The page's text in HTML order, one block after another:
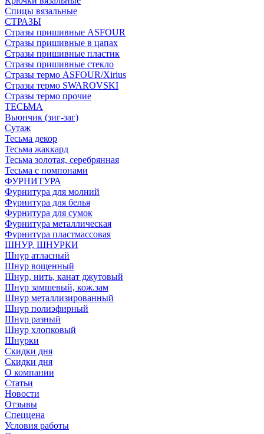
Спицы вязальные
СТРАЗЫ
Стразы пришивные ASFOUR
Стразы пришивные в цапах
Стразы пришивные пластик
Стразы пришивные стекло
Стразы термо ASFOUR/Xirius
Стразы термо SWAROVSKI
Стразы термо прочие
ТЕСЬМА
Вьюнчик (зиг-заг)
Сутаж
Тесьма декор
Тесьма жаккард
Тесьма золотая, серебрянная
Тесьма с помпонами
ФУРНИТУРА
Фурнитура для молний
Фурнитура для белья
Фурнитура для сумок
Фурнитура металлическая
Фурнитура пластмассовая
ШНУР, ШНУРКИ
Шнур атласный
Шнур вощенный
Шнур, нить, канат джутовый
Шнур замшевый, кож.зам
Шнур металлизированный
Шнур полиэфирный
Шнур разный
Шнур хлопковый
Шнурки
Скидки дня
Скидки дня
О компании
Статьи
Новости
Отзывы
Спеццена
Условия работы